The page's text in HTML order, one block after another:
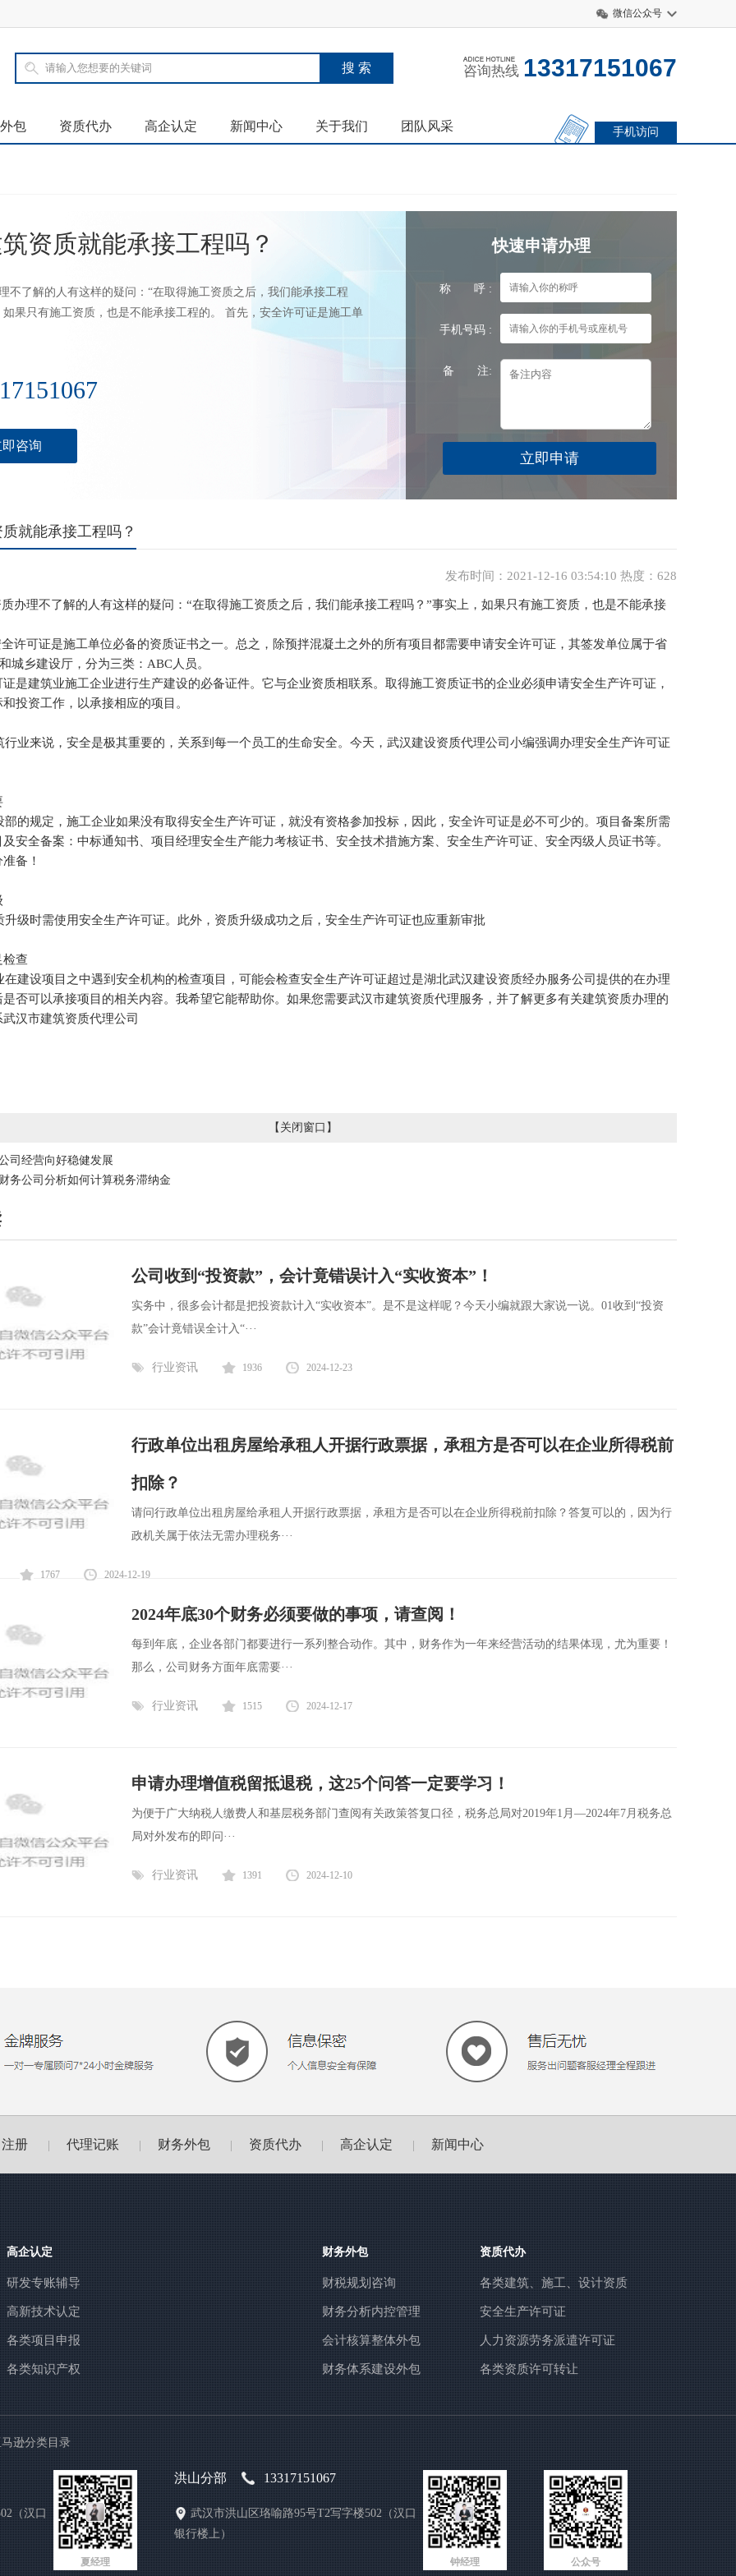
微信公众号
咨询热线 13317151067
包 资质代办 高企认定 新闻中心 关于我们 团队风采 手机访问
资质就能承接工程吗？
不了解的人有这样的疑问：“在取得施工资质之后，我们能承接工程
如果只有施工资质，也是不能承接工程的。 首先，安全许可证是施工单
咨询
快速申请办理
称 呼 :
手机号码 :
备 注:
就能承接工程吗？
发布时间：2021-12-16 03:54:10 热度：628
理不了解的人有这样的疑问：“在取得施工资质之后，我们能承接工程吗？”事实上，如果只有施工资质，也是不能承接
可证是施工单位必备的资质证书之一。总之，除预拌混凝土之外的所有项目都需要申请安全许可证，其签发单位属于省
城乡建设厅，分为三类：ABC人员。
是建筑业施工企业进行生产建设的必备证件。它与企业资质相联系。取得施工资质证书的企业必须申请安全生产许可证，
投资工作，以承接相应的项目。
来说，安全是极其重要的，关系到每一个员工的生命安全。今天，武汉建设资质代理公司小编强调办理安全生产许可证
规定，施工企业如果没有取得安全生产许可证，就没有资格参加投标，因此，安全许可证是必不可少的。项目备案所需
安全备案：中标通知书、项目经理安全生产能力考核证书、安全技术措施方案、安全生产许可证、安全丙级人员证书等。
备！
时需使用安全生产许可证。此外，资质升级成功之后，安全生产许可证也应重新审批
检查
设项目之中遇到安全机构的检查项目，可能会检查安全生产许可证超过是湖北武汉建设资质经办服务公司提供的在办理
否可以承接项目的相关内容。我希望它能帮助你。如果您需要武汉市建筑资质代理服务，并了解更多有关建筑资质办理的
汉市建筑资质代理公司
【 关闭窗口 】
司经营向好稳健发展
务公司分析如何计算税务滞纳金
公司收到“投资款”，会计竟错误计入“实收资本”！
实务中，很多会计都是把投资款计入“实收资本”。是不是这样呢？今天小编就跟大家说一说。01收到“投资
款”会计竟错误全计入“···
行业资讯 1936 2024-12-23
行政单位出租房屋给承租人开据行政票据，承租方是否可以在企业所得税前
扣除？
请问行政单位出租房屋给承租人开据行政票据，承租方是否可以在企业所得税前扣除？答复可以的，因为行
政机关属于依法无需办理税务···
1767 2024-12-19
2024年底30个财务必须要做的事项，请查阅！
每到年底，企业各部门都要进行一系列整合动作。其中，财务作为一年来经营活动的结果体现，尤为重要！
那么，公司财务方面年底需要···
行业资讯 1515 2024-12-17
申请办理增值税留抵退税，这25个问答一定要学习！
为便于广大纳税人缴费人和基层税务部门查阅有关政策答复口径，税务总局对2019年1月—2024年7月税务总
局对外发布的即问···
行业资讯 1391 2024-12-10
册 代理记账 财务外包 资质代办 高企认定 新闻中心
高企认定
研发专账辅导
高新技术认定
各类项目申报
各类知识产权
财务外包
财税规划咨询
财务分析内控管理
会计核算整体外包
财务体系建设外包
资质代办
各类建筑、施工、设计资质
安全生产许可证
人力资源劳务派遣许可证
各类资质许可转让
逊分类目录
（汉口
夏经理
洪山分部 13317151067
武汉市洪山区珞喻路95号T2写字楼502（汉口
银行楼上）
钟经理 公众号